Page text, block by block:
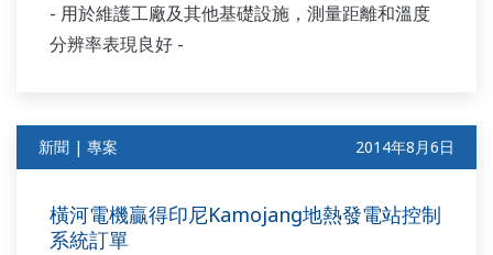
- 用於維護工廠及其他基礎設施，測量距離和溫度
分辨率表現良好 -
新聞 | 專案 2014年8月6日
橫河電機贏得印尼Kamojang地熱發電站控制
系統訂單